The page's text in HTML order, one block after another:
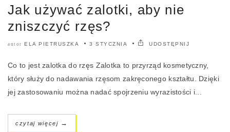
Jak używać zalotki, aby nie
zniszczyć rzęs?
autor ELA PIETRUSZKA 3 STYCZNIA UDOSTĘPNIJ
Co to jest zalotka do rzęs Zalotka to przyrząd kosmetyczny,
który służy do nadawania rzęsom zakręconego kształtu. Dzięki
jej zastosowaniu można nadać spojrzeniu wyrazistości i...
czytaj więcej →